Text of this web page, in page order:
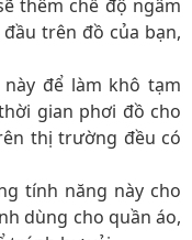
thêm chế độ ngâm
trên đồ của bạn,
để làm khô tạm
gian phơi đồ cho
thị trường đều có
tính năng này cho
dùng cho quần áo,